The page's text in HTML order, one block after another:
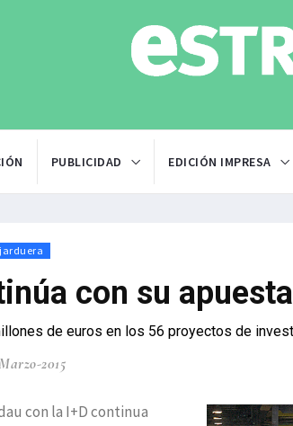
PUBLICIDAD EDICIÓN IMPRESA
con su
de euros en los 56 proyectos de
2015
con la I+D continua